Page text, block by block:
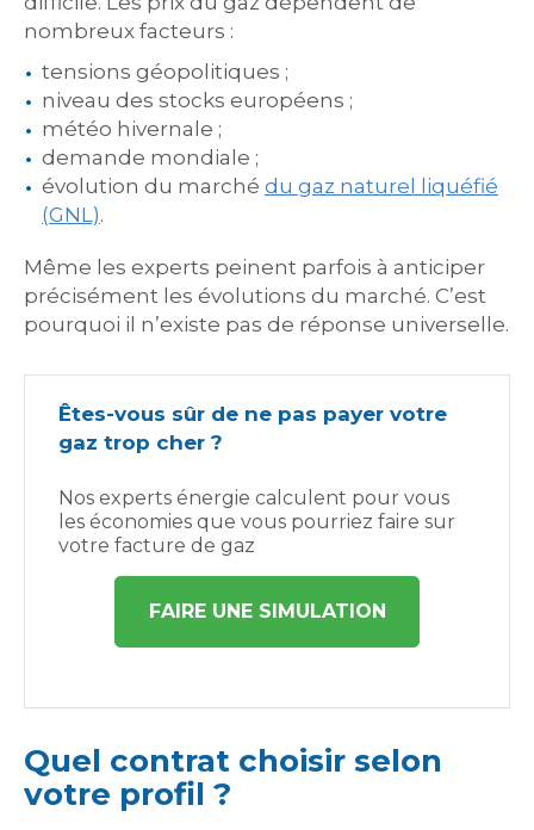
nombreux facteurs :
tensions géopolitiques ;
niveau des stocks européens ;
météo hivernale ;
demande mondiale ;
évolution du marché du gaz naturel liquéfié
(GNL).
Même les experts peinent parfois à anticiper
précisément les évolutions du marché. C’est
pourquoi il n’existe pas de réponse universelle.
Êtes-vous sûr de ne pas payer votre
gaz trop cher ?
Nos experts énergie calculent pour vous
les économies que vous pourriez faire sur
votre facture de gaz
FAIRE UNE SIMULATION
Quel contrat choisir selon
votre profil ?